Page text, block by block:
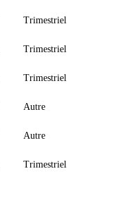
Trimestriel
Trimestriel
Trimestriel
Autre
Autre
Trimestriel